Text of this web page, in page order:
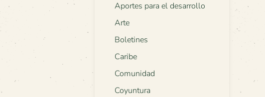
Aportes para el desarrollo
Arte
Boletines
Caribe
Comunidad
Coyuntura